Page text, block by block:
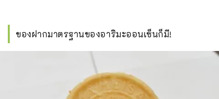
ของฝากมาตรฐานของอาริมะออนเซ็นก็มี!